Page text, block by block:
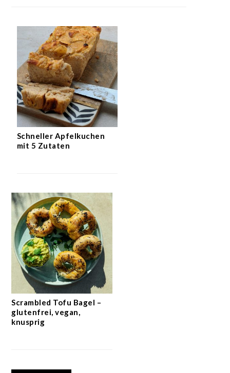
Schneller Apfelkuchen
mit 5 Zutaten
Scrambled Tofu Bagel –
glutenfrei, vegan,
knusprig